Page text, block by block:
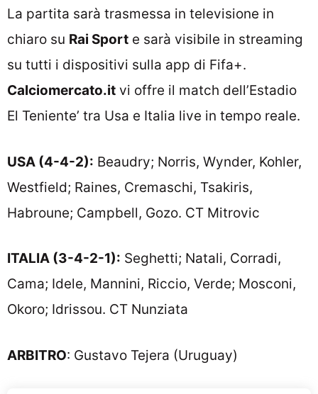
La partita sarà trasmessa in televisione in
chiaro su Rai Sport e sarà visibile in streaming
su tutti i dispositivi sulla app di Fifa+.
Calciomercato.it vi offre il match dell’Estadio
El Teniente’ tra Usa e Italia live in tempo reale.
USA (4-4-2): Beaudry; Norris, Wynder, Kohler,
Westfield; Raines, Cremaschi, Tsakiris,
Habroune; Campbell, Gozo. CT Mitrovic
ITALIA (3-4-2-1): Seghetti; Natali, Corradi,
Cama; Idele, Mannini, Riccio, Verde; Mosconi,
Okoro; Idrissou. CT Nunziata
ARBITRO: Gustavo Tejera (Uruguay)